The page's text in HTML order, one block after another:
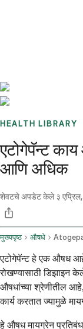
HEALTH LIBRARY
एटोगेपॅन्ट
आणि अधिक
शेवटचे अपडेट केले ३
मुख्यपृष्ठ औषधे
एटोगेपॅन्ट हे एक औषध
रोखण्यासाठी डिझाइन
औषधांच्या श्रेणीतील
कार्य करतात ज्यामुळे
हे औषध मायग्रेन